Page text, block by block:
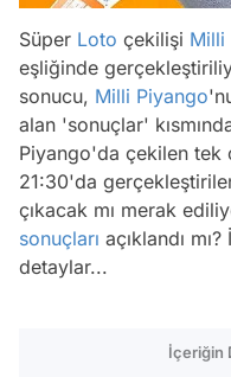
Süper Loto çekilişi Milli
eşliğinde
sonucu, Milli Piyango
alan 'sonuçlar'
Piyango'da çekilen tek
21:30'da
çıkacak mı merak
sonuçları açıklandı
detaylar...
İçeriğin